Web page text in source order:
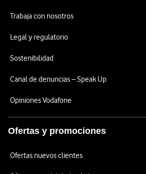
Trabaja con nosotros
Legal y regulatorio
Sostenibilidad
Canal de denuncias – Speak Up
Opiniones Vodafone
Ofertas y promociones
Ofertas nuevos clientes